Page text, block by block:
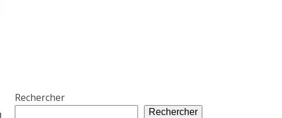
Rechercher
Rechercher